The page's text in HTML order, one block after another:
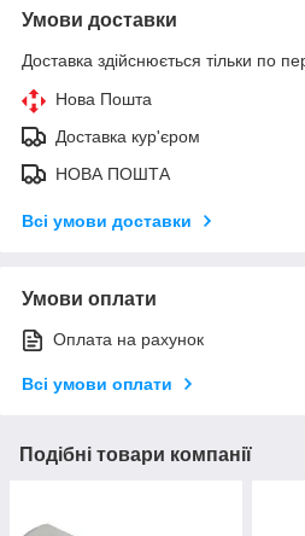
Умови доставки
Доставка здійснюється тільки по
Нова Пошта
Доставка кур'єром
НОВА ПОШТА
Всі умови доставки
Умови оплати
Оплата на рахунок
Всі умови оплати
Подібні товари компанії